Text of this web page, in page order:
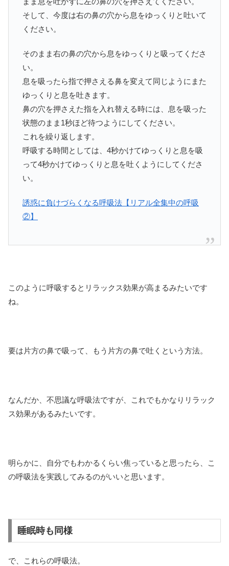
そして、今度は右の鼻の穴から息をゆっくりと吐いて
ください。
そのまま右の鼻の穴から息をゆっくりと吸ってくださ
い。
息を吸ったら指で押さえる鼻を変えて同じようにまた
ゆっくりと息を吐きます。
鼻の穴を押さえた指を入れ替える時には、息を吸った
状態のまま1秒ほど待つようにしてください。
これを繰り返します。
呼吸する時間としては、4秒かけてゆっくりと息を吸
って4秒かけてゆっくりと息を吐くようにしてくださ
い。
誘惑に負けづらくなる呼吸法【リアル全集中の呼吸
②】
このように呼吸するとリラックス効果が高まるみたいです
ね。
要は片方の鼻で吸って、もう片方の鼻で吐くという方法。
なんだか、不思議な呼吸法ですが、これでもかなりリラック
ス効果があるみたいです。
明らかに、自分でもわかるくらい焦っていると思ったら、こ
の呼吸法を実践してみるのがいいと思います。
睡眠時も同様
で、これらの呼吸法。